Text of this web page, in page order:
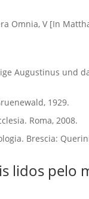
Omnia, V [In
Augustinus und
1929.
Roma, 2008.
Brescia:
lidos pelo